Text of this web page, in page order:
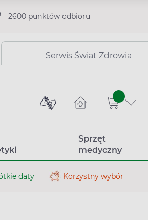
2600 punktów odbioru
Serwis Świat Zdrowia
sztuk
Sprzęt
medyczny
daty Korzystny wybór